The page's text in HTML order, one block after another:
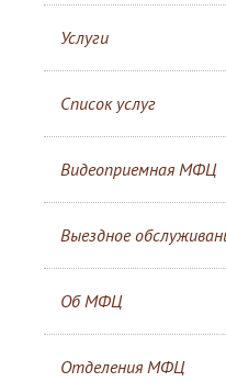
Услуги
Список услуг
Видеоприемная МФЦ
Выездное
Об МФЦ
Отделения МФЦ